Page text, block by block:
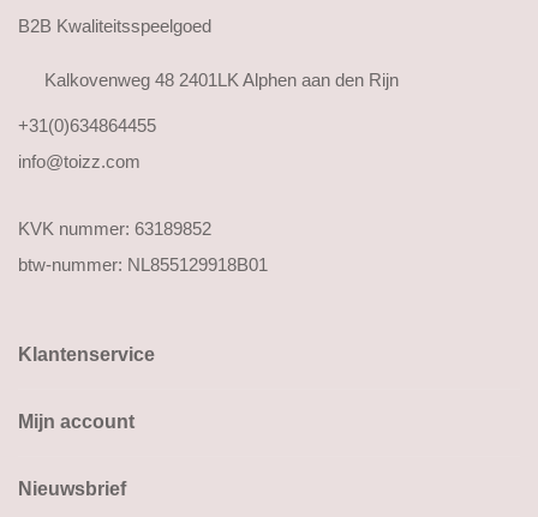
B2B Kwaliteitsspeelgoed
Kalkovenweg 48 2401LK Alphen aan den Rijn
+31(0)634864455
info@toizz.com
KVK nummer: 63189852
btw-nummer: NL855129918B01
Klantenservice
Mijn account
Nieuwsbrief